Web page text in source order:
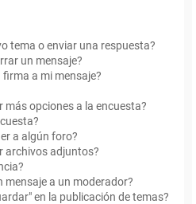
tema o enviar una respuesta?
un mensaje?
a mi mensaje?
más opciones a la encuesta?
a algún foro?
archivos adjuntos?
mensaje a un moderador?
en la publicación de temas?